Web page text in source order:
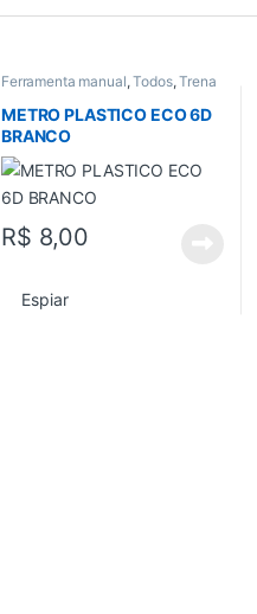
Ferramenta manual,Todos,Trena
METRO PLASTICO ECO 6D
BRANCO
R$ 8,00
Espiar